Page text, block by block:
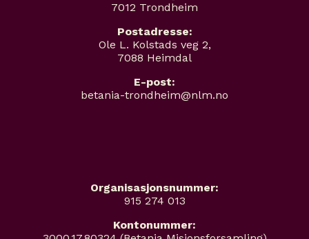
7012 Trondheim
Postadresse:
Ole L. Kolstads veg 2,
7088 Heimdal
E-post:
betania-trondheim@nlm.no
Organisasjonsnummer:
915 274 013
Kontonummer: